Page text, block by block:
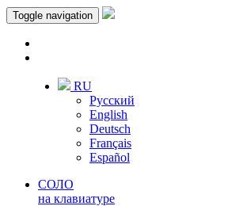
Toggle navigation
RU
Русский
English
Deutsch
Français
Español
СОЛО
на клавиатуре